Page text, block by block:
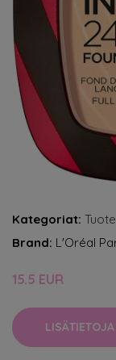
Kategoriat:
Brand: L'Oréal
15.5 EUR
LISÄTIETOJA